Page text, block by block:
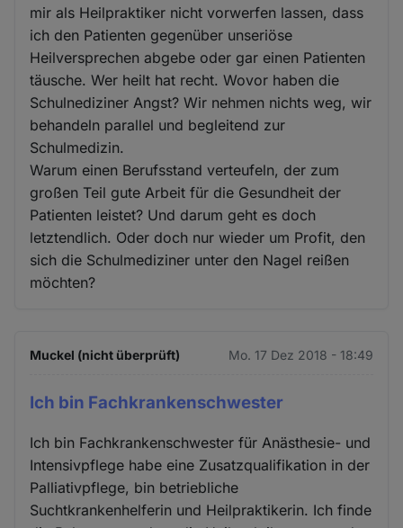
mir als Heilpraktiker nicht vorwerfen lassen, dass
ich den Patienten gegenüber unseriöse
Heilversprechen abgebe oder gar einen Patienten
täusche. Wer heilt hat recht. Wovor haben die
Schulnediziner Angst? Wir nehmen nichts weg, wir
behandeln parallel und begleitend zur
Schulmedizin.
Warum einen Berufsstand verteufeln, der zum
großen Teil gute Arbeit für die Gesundheit der
Patienten leistet? Und darum geht es doch
letztendlich. Oder doch nur wieder um Profit, den
sich die Schulmediziner unter den Nagel reißen
möchten?
Muckel (nicht überprüft) Mo. 17 Dez 2018 - 18:49
Ich bin Fachkrankenschwester
Ich bin Fachkrankenschwester für Anästhesie- und
Intensivpflege habe eine Zusatzqualifikation in der
Palliativpflege, bin betriebliche
Suchtkrankenhelferin und Heilpraktikerin. Ich finde